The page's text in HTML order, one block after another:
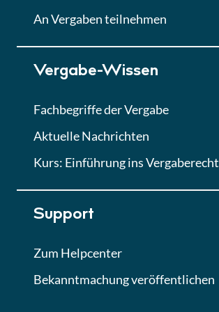
Lektion
Lektion 7
Finales Quiz
An Vergaben teilnehmen
Vergabe-Wissen
Fachbegriffe der Vergabe
Aktuelle Nachrichten
Kurs: Einführung ins Vergaberecht
Support
Zum Helpcenter
Bekanntmachung veröffentlichen